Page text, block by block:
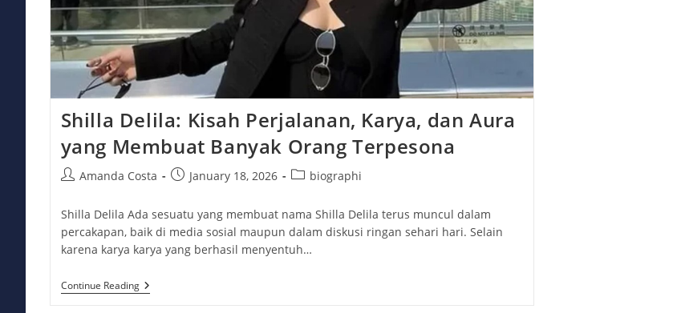
Shilla Delila: Kisah Perjalanan, Karya, dan Aura
yang Membuat Banyak Orang Terpesona
PostAmanda Costa
PostJanuary 18, 2026
Postbiographi
Shilla Delila Ada sesuatu yang membuat nama Shilla Delila terus muncul dalam
percakapan, baik di media sosial maupun dalam diskusi ringan sehari hari. Selain
karena karya karya yang berhasil menyentuh…
Continue ReadingShilla
Delila: